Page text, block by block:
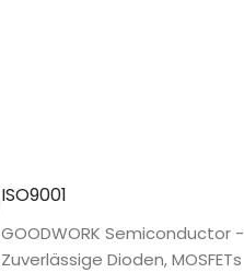
ISO9001
GOODWORK Semiconductor -
Zuverlässige Dioden, MOSFETs